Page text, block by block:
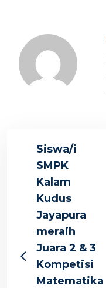
Siswa/i
SMPK
Kalam
Kudus
Jayapura
meraih
Juara 2 & 3
Kompetisi
Matematika